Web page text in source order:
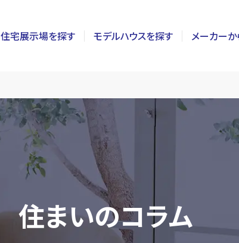
住宅展示場を探す
神奈川
千葉
埼玉
栃木
群馬
山梨
モデルハウスを探す メーカー
住まいのコラム